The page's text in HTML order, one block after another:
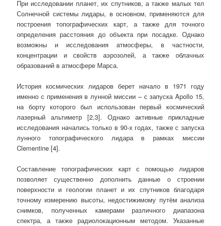
При исследовании планет, их спутников, а также малых тел
Солнечной системы лидары, в основном, применяются для
построения топографических карт, а также для точного
определения расстояния до объекта при посадке. Однако
возможны и исследования атмосферы, в частности,
концентрации и свойств аэрозолей, а также облачных
образований в атмосфере Марса.
История космических лидаров берет начало в 1971 году
именно с применения в лунной миссии – с запуска Apollo 15,
на борту которого был использован первый космический
лазерный альтиметр [2,3]. Однако активные прикладные
исследования начались только в 90-х годах, также с запуска
лунного топографического лидара в рамках миссии
Clementine [4].
Составление топографических карт с помощью лидаров
позволяет существенно дополнить данные о строении
поверхности и геологии планет и их спутников благодаря
точному измерению высоты, недостижимому путём анализа
снимков, полученных камерами различного диапазона
спектра, а также радиолокационным методом. Указанные